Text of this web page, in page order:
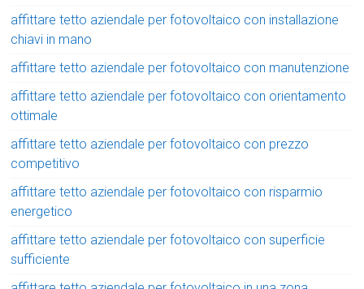
affittare tetto aziendale per fotovoltaico con installazione
chiavi in mano
affittare tetto aziendale per fotovoltaico con manutenzione
affittare tetto aziendale per fotovoltaico con orientamento
ottimale
affittare tetto aziendale per fotovoltaico con prezzo
competitivo
affittare tetto aziendale per fotovoltaico con risparmio
energetico
affittare tetto aziendale per fotovoltaico con superficie
sufficiente